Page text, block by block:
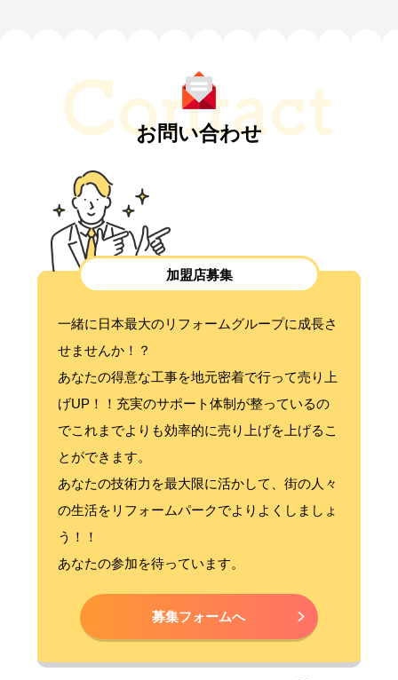
お問い合わせ
加盟店募集
一緒に日本最大のリフォームグループに成長さ
せませんか！？
あなたの得意な工事を地元密着で行って売り上
げUP！！充実のサポート体制が整っているの
でこれまでよりも効率的に売り上げを上げるこ
とができます。
あなたの技術力を最大限に活かして、街の人々
の生活をリフォームパークでよりよくしましょ
う！！
あなたの参加を待っています。
募集フォームへ